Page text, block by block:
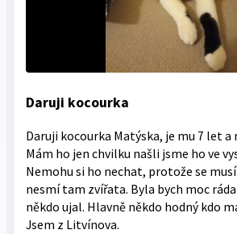
Daruji kocourka
Daruji kocourka Matýska, je mu 7 let a
Mám ho jen chvilku našli jsme ho ve
Nemohu si ho nechat, protože se
nesmí tam zvířata. Byla bych moc
někdo ujal. Hlavně někdo hodný kdo
Jsem z Litvínova.